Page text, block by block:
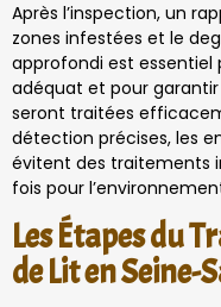
Après l’inspection, un
zones infestées et le
approfondi est essentiel
adéquat et pour
seront traitées
détection précises, les
évitent des traitements
fois pour
Les Étapes du
de Lit en Seine-